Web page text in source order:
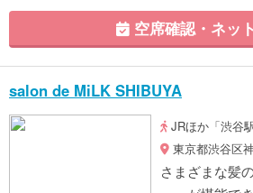
空席確認・ネッ
salon de MiLK SHIBUYA
JRほか「渋谷
東京都渋谷区
さまざまな髪